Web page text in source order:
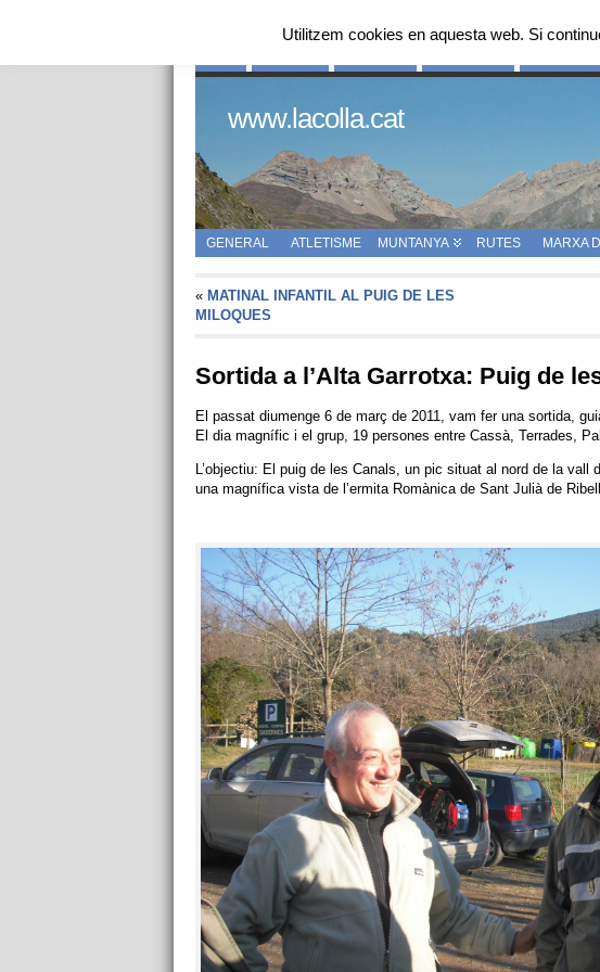
www.lacolla.cat
GENERAL ATLETISME MUNTANYA RUTES MARXA
« MATINAL INFANTIL AL PUIG DE LES
MILOQUES
Sortida a l’Alta Garrotxa: Puig de
El passat diumenge 6 de març de 2011, vam fer una sortida,
El dia magnífic i el grup, 19 persones entre Cassà, Terrades,
L’objectiu: El puig de les Canals, un pic situat al nord de la vall
una magnífica vista de l’ermita Romànica de Sant Julià de
Utilitzem cookies en aquesta web. Si